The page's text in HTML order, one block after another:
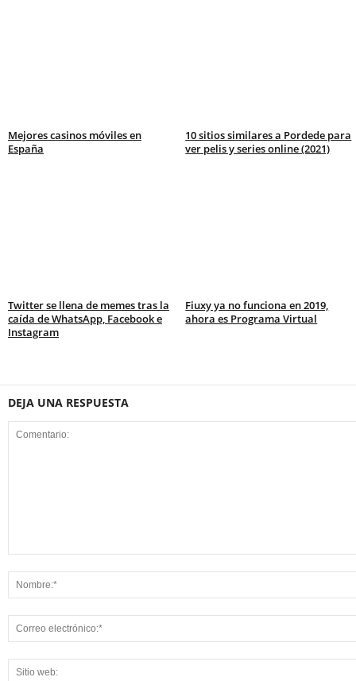
Mejores casinos móviles en
España
10 sitios similares a Pordede para
ver pelis y series online (2021)
Twitter se llena de memes tras la
caída de WhatsApp, Facebook e
Instagram
Fiuxy ya no funciona en 2019,
ahora es Programa Virtual
DEJA UNA RESPUESTA